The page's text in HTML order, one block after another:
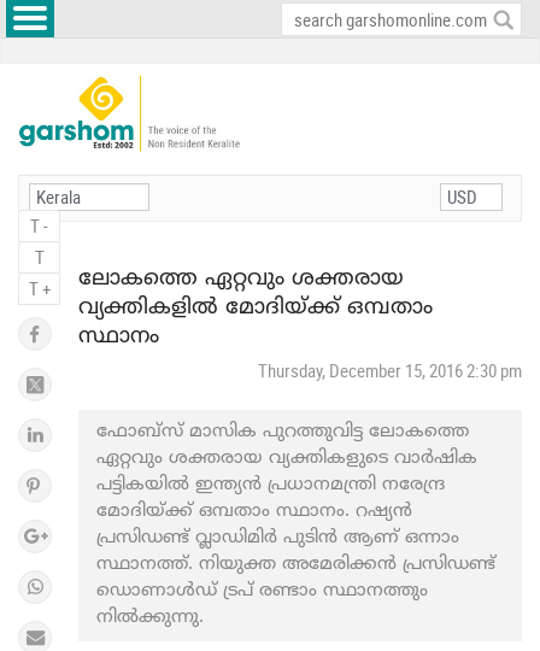
T -
T
T +
ലോകത്തെ ഏറ്റവും ശക്തരായ
വ്യക്തികളില്‍ മോദിയ്ക്ക് ഒമ്പതാം
സ്ഥാനം
Thursday, December 15, 2016 2:30 pm
ഫോബ്സ് മാസിക പുറത്തുവിട്ട ലോകത്തെ
ഏറ്റവും ശക്തരായ വ്യക്തികളുടെ വാര്‍ഷിക
പട്ടികയില്‍ ഇന്ത്യന്‍ പ്രധാനമന്ത്രി നരേന്ദ്ര
മോദിയ്ക്ക് ഒമ്പതാം സ്ഥാനം. റഷ്യന്‍
പ്രസിഡണ്ട് വ്ലാഡിമിര്‍ പുടിന്‍ ആണ് ഒന്നാം
സ്ഥാനത്ത്. നിയുക്ത അമേരിക്കന്‍ പ്രസിഡണ്ട്
ഡൊണാള്‍ഡ് ട്രപ് രണ്ടാം സ്ഥാനത്തും
നില്‍ക്കുന്നു.